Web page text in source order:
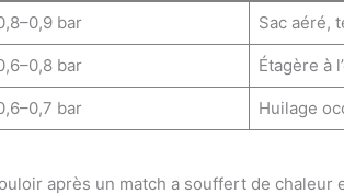
bar Sac aéré,
bar Étagère à
bar Huilage
après un match a souffert de chaleur